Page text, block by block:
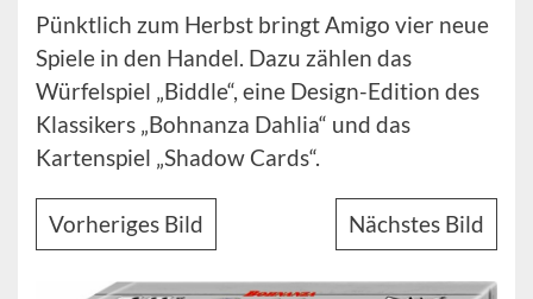
Pünktlich zum Herbst bringt Amigo vier neue
Spiele in den Handel. Dazu zählen das
Würfelspiel „Biddle“, eine Design-Edition des
Klassikers „Bohnanza Dahlia“ und das
Kartenspiel „Shadow Cards“.
Vorheriges Bild Nächstes Bild